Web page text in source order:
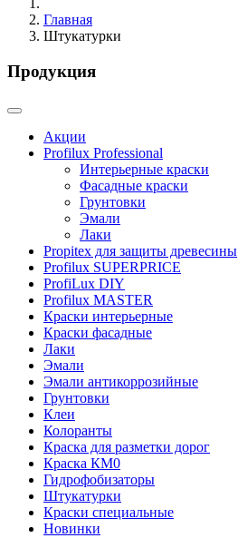
Главная
Штукатурки
Продукция
Акции
Profilux Professional
Интерьерные краски
Фасадные краски
Грунтовки
Эмали
Лаки
Propitex для защиты древесины
Profilux SUPERPRICE
ProfiLux DIY
Profilux MASTER
Краски интерьерные
Краски фасадные
Лаки
Эмали
Эмали антикоррозийные
Грунтовки
Клеи
Колоранты
Краска для разметки дорог
Краска КМ0
Гидрофобизаторы
Штукатурки
Краски специальные
Новинки